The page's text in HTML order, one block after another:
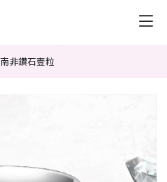
南非鑽石壹粒